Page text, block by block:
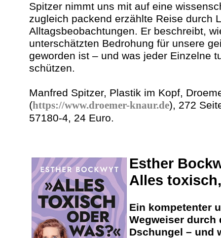
Spitzer nimmt uns mit auf eine
zugleich packend erzählte Reise durch
Alltagsbeobachtungen. Er beschreibt,
unterschätzten Bedrohung für unsere
geworden ist – und was jeder Einzelne
schützen.
Manfred Spitzer, Plastik im Kopf,
(https://www.droemer-knaur.de), 272
57180-4, 24 Euro.
Esther
Alles
Ein kompetenter
Wegweiser durch
Dschungel – und